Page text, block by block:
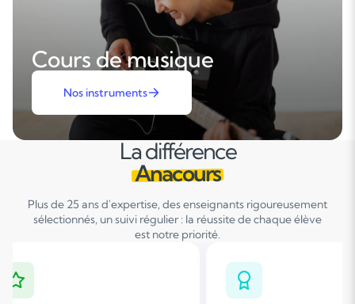
Cours de musique
Nos instruments
La différence
Anacours
Plus de 25 ans d'expertise, des enseignants rigoureusement
sélectionnés, un suivi régulier : la réussite de chaque élève
est notre priorité.